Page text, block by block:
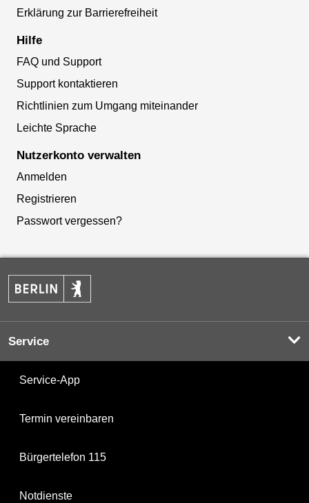
Erklärung zur Barrierefreiheit
Hilfe
FAQ und Support
Support kontaktieren
Richtlinien zum Umgang miteinander
Leichte Sprache
Nutzerkonto verwalten
Anmelden
Registrieren
Passwort vergessen?
Service
Service-App
Termin vereinbaren
Bürgertelefon 115
Notdienste